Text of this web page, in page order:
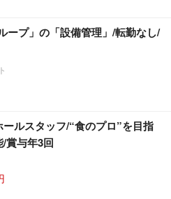
ープ」の「設備管理」/転勤なし/
ルスタッフ/“食のプロ”を目指
賞与年3回